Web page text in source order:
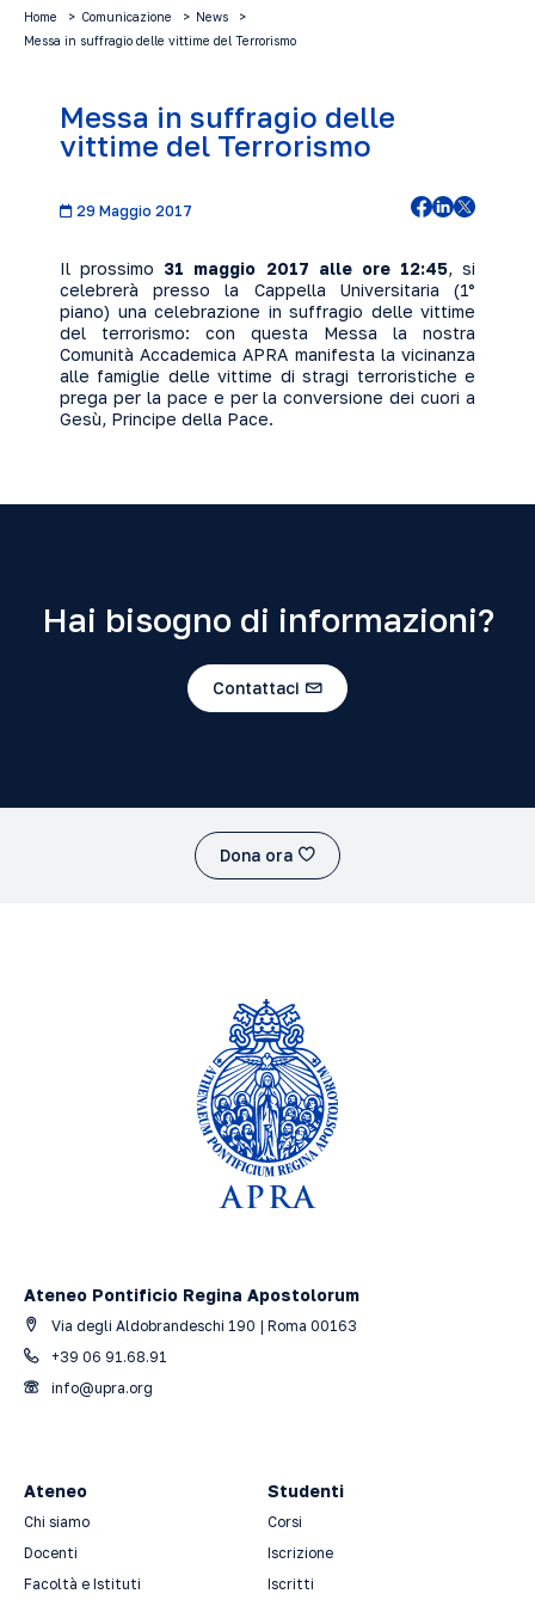
Home Comunicazione
News
Messa in suffragio delle vittime del Terrorismo
Messa in suffragio delle
vittime del Terrorismo
29 Maggio 2017
Il prossimo 31 maggio 2017 alle ore 12:45, si
celebrerà presso la Cappella Universitaria (1°
piano) una celebrazione in suffragio delle vittime
del terrorismo: con questa Messa la nostra
Comunità AccademicaAPRA manifesta la vicinanza
alle famiglie delle vittime di stragi terroristiche e
prega per la pace e per laconversione dei cuori a
Gesù, Principe della Pace.
Hai bisogno di informazioni?
Contattaci
Dona ora
Ateneo Pontificio Regina Apostolorum
Via degli Aldobrandeschi 190 | Roma 00163
+39 06 91.68.91
info@upra.org
Ateneo
Chi siamo
Docenti
Facoltà e Istituti
Studenti
Corsi
Iscrizione
Iscritti